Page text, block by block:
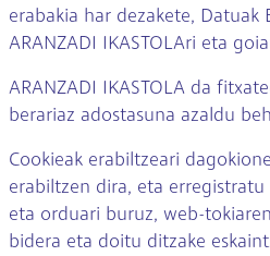
erabakia har dezakete,
ARANZADI IKASTOLAri eta
ARANZADI IKASTOLA da
berariaz adostasuna azaldu
Cookieak erabiltzeari
erabiltzen dira, eta
eta orduari buruz, web-
bidera eta doitu ditzake